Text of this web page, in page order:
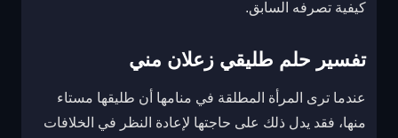
كيفية تصرفه السابق.
تفسير حلم طليقي زعلان مني
عندما ترى المرأة المطلقة في منامها أن طليقها مستاء
منها، فقد يدل ذلك على حاجتها لإعادة النظر في الخلافات